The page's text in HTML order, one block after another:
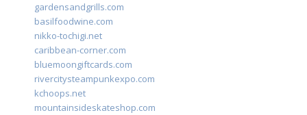
gardensandgrills.com
basilfoodwine.com
nikko-tochigi.net
caribbean-corner.com
bluemoongiftcards.com
rivercitysteampunkexpo.com
kchoops.net
mountainsideskateshop.com